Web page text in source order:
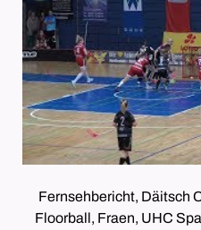
Fernsehbericht, Däitsch
Floorball, Fraen, UHC